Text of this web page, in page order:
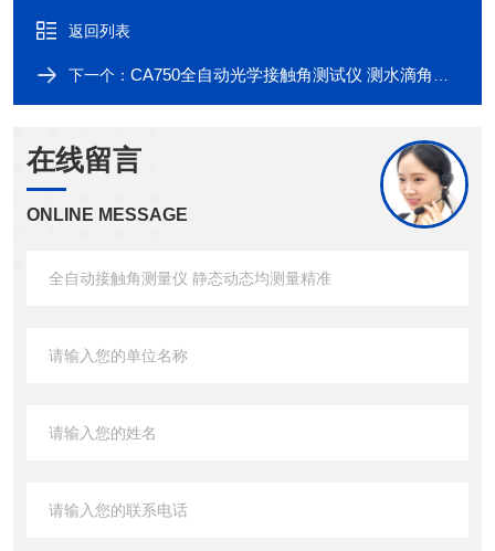
返回列表
下一个： CA750全自动光学接触角测试仪 测水滴角的仪器
在线留言
ONLINE MESSAGE